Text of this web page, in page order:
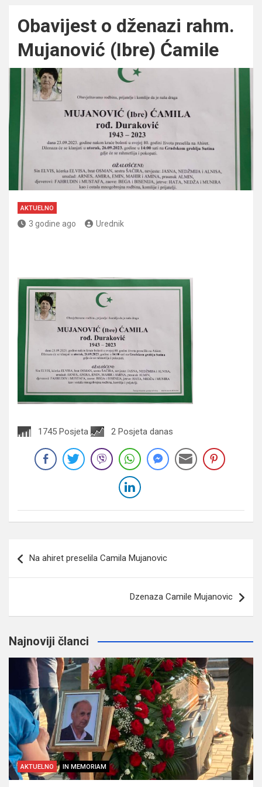
Obavijest o dženazi rahm.
Mujanović (Ibre) Ćamile
AKTUELNO
3 godine ago Urednik
1745 Posjeta 2 Posjeta danas
članaka
Na ahiret preselila Camila Mujanovic
Dzenaza Camile Mujanovic
Najnoviji članci
AKTUELNO IN MEMORIAM